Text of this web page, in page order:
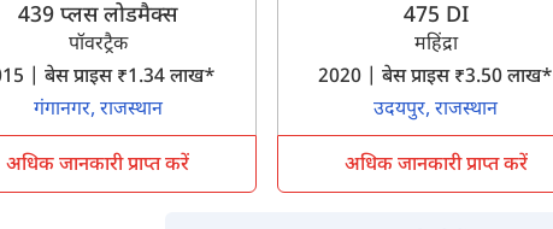
439 प्लस लोडमैक्स
पॉवरट्रैक
2015 | बेस प्राइस ₹1.34 लाख*
गंगानगर, राजस्थान
अधिक जानकारी प्राप्त करें
475 DI
महिंद्रा
2020 | बेस प्राइस ₹3.50 लाख*
उदयपुर, राजस्थान
अधिक जानकारी प्राप्त करें
आपकी जानकारी हमारे पास सुरक्षित है।